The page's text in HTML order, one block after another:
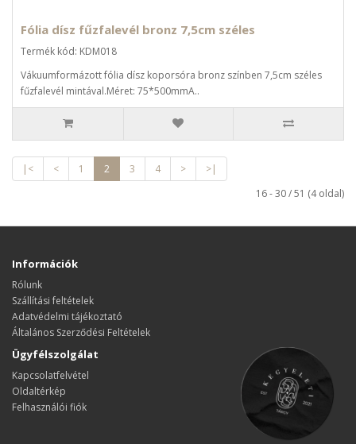
Fólia dísz fűzfalevél bronz 7,5cm széles
Termék kód: KDM018
Vákuumformázott fólia dísz koporsóra bronz színben 7,5cm széles
fűzfalevél mintával.Méret: 75*500mmA..
|< < 1 2 3 4 >
>|
16 - 30 / 51 (4 oldal)
Információk
Rólunk
Szállítási feltételek
Adatvédelmi tájékoztató
Általános Szerződési Feltételek
Ügyfélszolgálat
Kapcsolatfelvétel
Oldaltérkép
Felhasználói fiók